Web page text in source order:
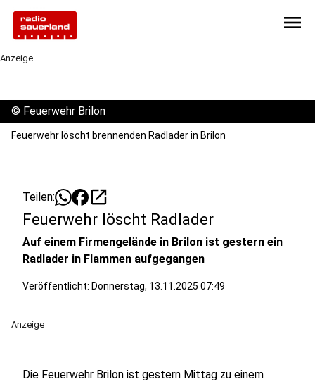
menu
Anzeige
© Feuerwehr Brilon
Feuerwehr löscht brennenden Radlader in Brilon
Teilen: open_in_new
Feuerwehr löscht Radlader
Auf einem Firmengelände in Brilon ist gestern ein
Radlader in Flammen aufgegangen
Veröffentlicht: Donnerstag, 13.11.2025 07:49
Anzeige
Die Feuerwehr Brilon ist gestern Mittag zu einem